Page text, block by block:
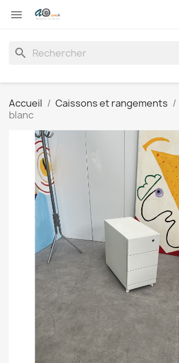

search
Accueil Caissons et rangements
blanc